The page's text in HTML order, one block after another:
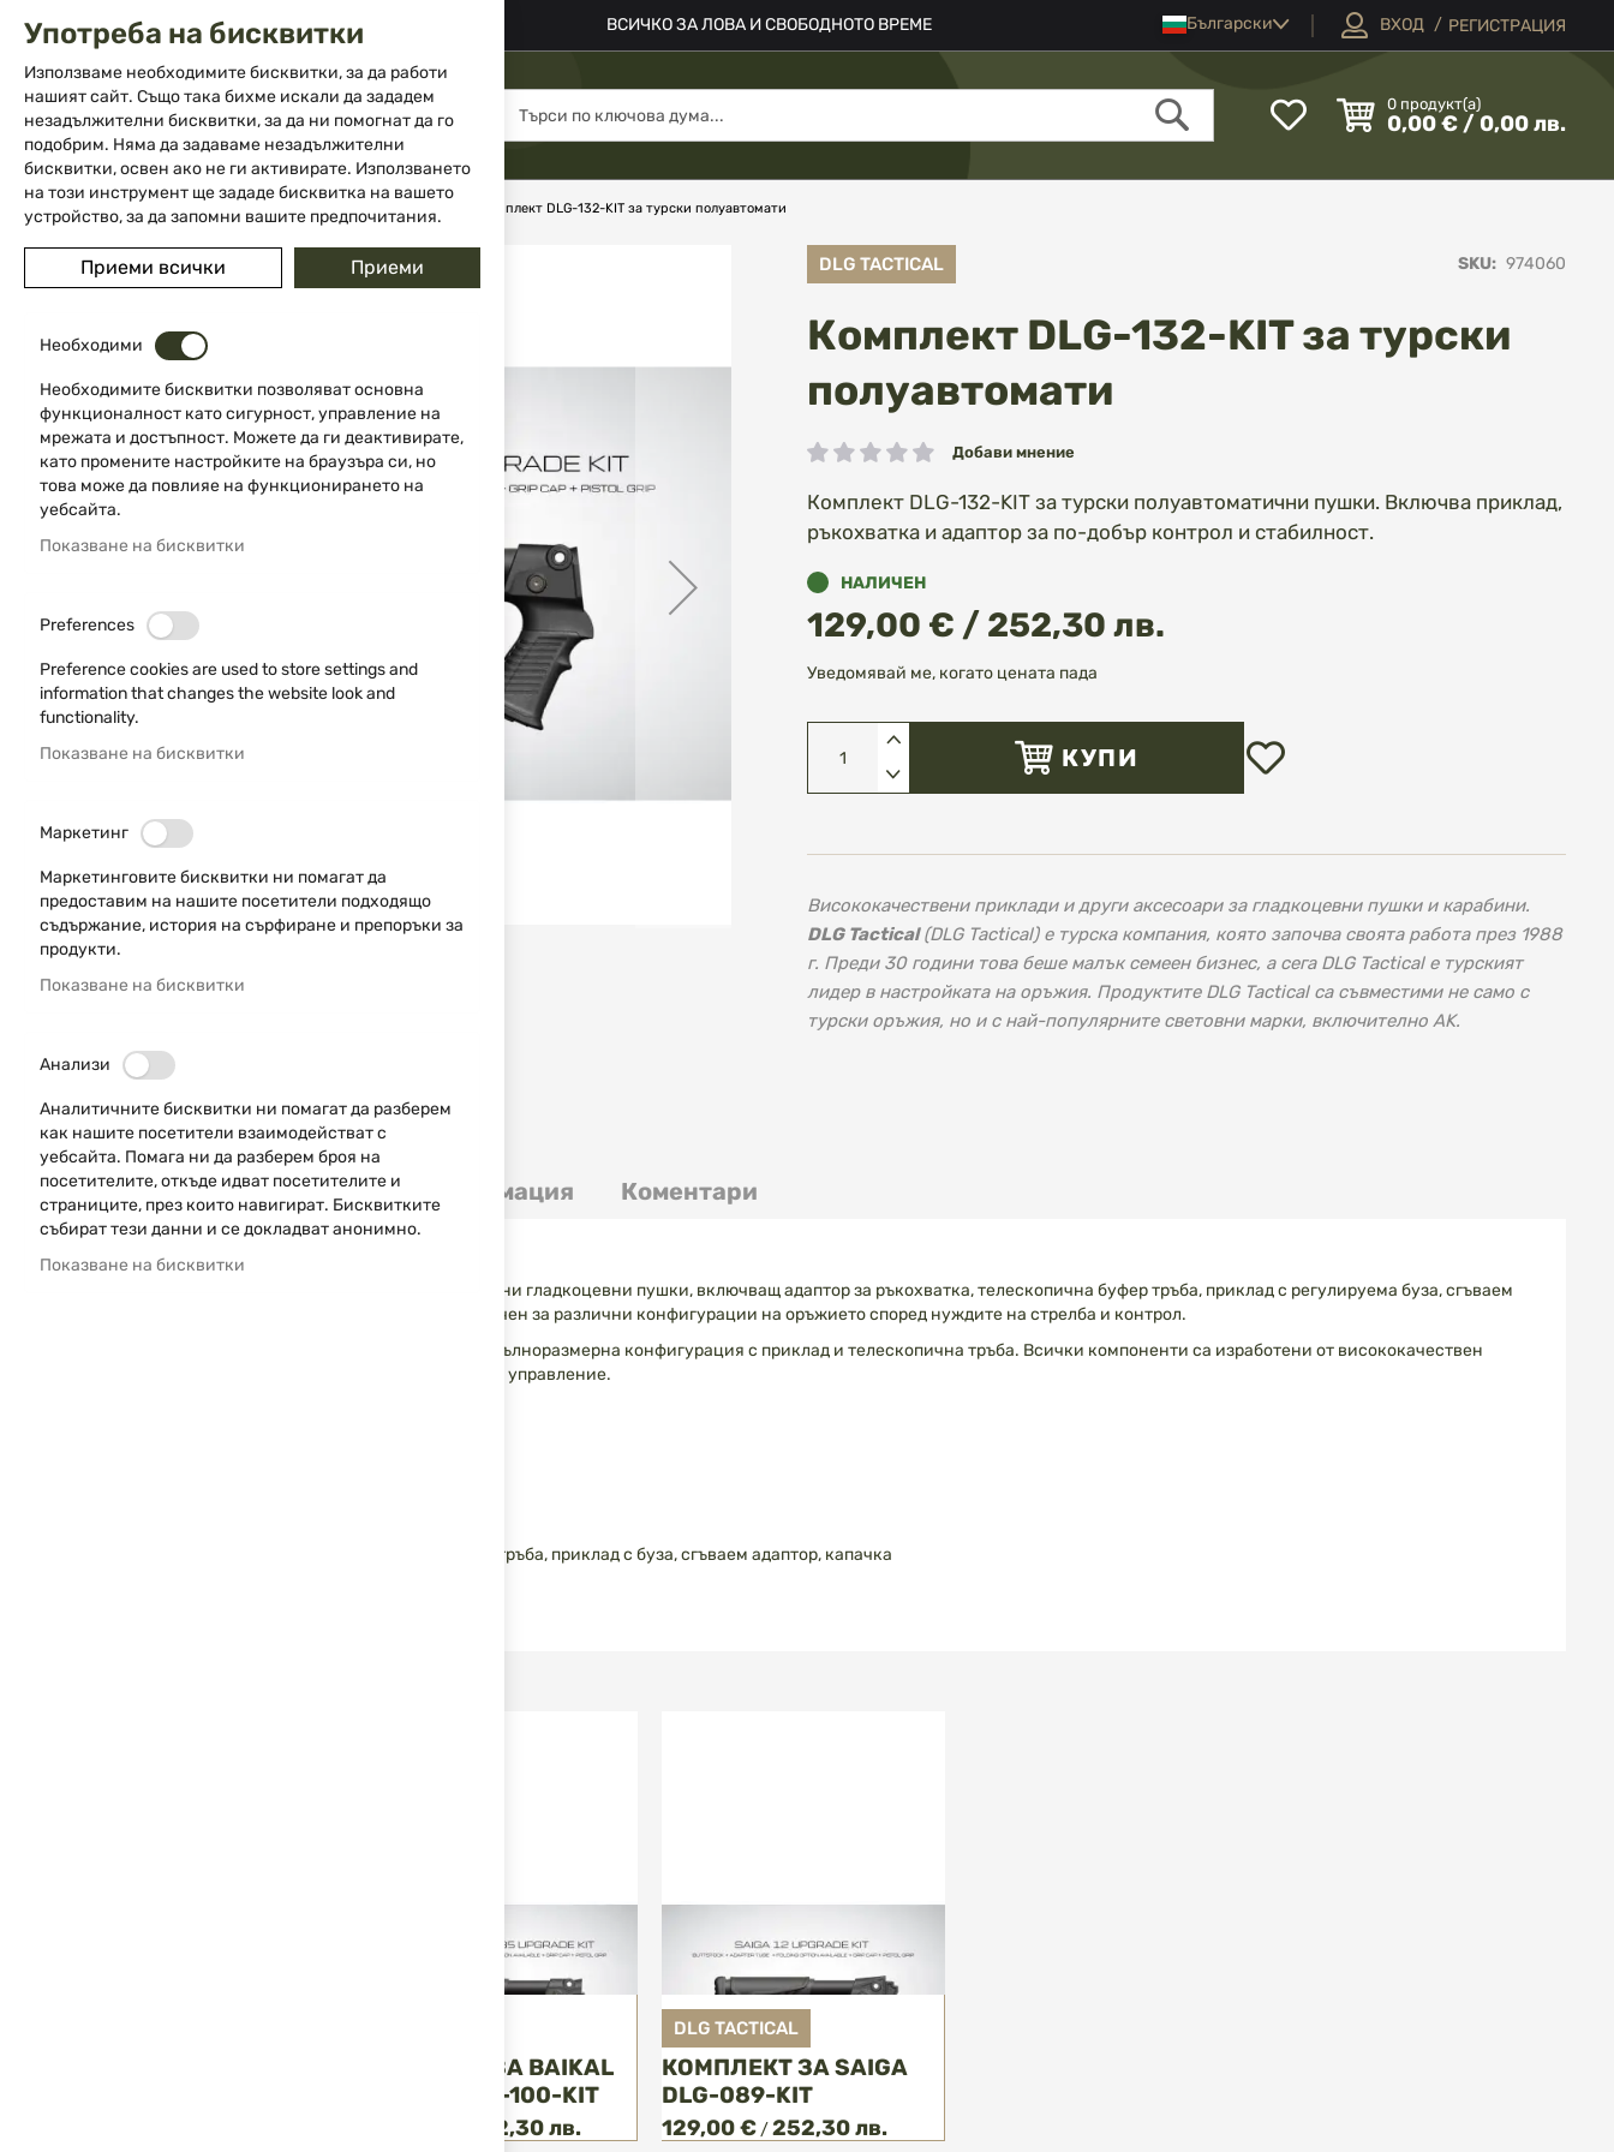
02 983 5014 office@isd-bg.com
Прескачане
съдържанието
ВСИЧКО ЗА ЛОВА И СВОБОДНОТО ВРЕМЕ ЕзикБългарски ВХОД РЕГИСТРАЦИЯ
МЕНЮ
Моят
списък
любими
0 продукт(а)
0,00 € / 0,00 лв.
Търсене
Начало Комплект DLG-132-KIT за турски полуавтомати
DLG TACTICAL SKU 974060
Комплект DLG-132-KIT за турски
полуавтомати
рейтинг: Добави мнение
Комплект DLG-132-KIT за турски полуавтоматични пушки. Включва приклад,
ръкохватка и адаптор за по-добър контрол и стабилност.
НАЛИЧЕН
129,00 € / 252,30 лв.
Уведомявай ме, когато цената пада
КУПИ
Висококачествени приклади и други аксесоари за гладкоцевни пушки и карабини.
DLG Tactical(DLG Tactical) е турска компания, която започва своята работа през 1988
г. Преди 30 години това беше малък семеен бизнес, а сега DLG Tactical е турският
лидер в настройката на оръжия. Продуктите DLG Tactical са съвместими не само с
турски оръжия, но и с най-популярните световни марки, включително AK.
Преминете
галерията
изображенията
Преминете
към
началото
на
галерия
със
Детайли
Комплект DLG-132-KIT за турски полуавтомати
Комплект за надграждане на турски полуавтоматични гладкоцевни пушки, включващ адаптор за ръкохватка, телескопична буфер тръба, приклад с регулируема буза, сгъваем
адаптор и капачка за адапторния модул. Предназначен за различни конфигурации на оръжието според нуждите на стрелба и контрол.
Системата позволява сглобяване в компактна или пълноразмерна конфигурация с приклад и телескопична тръба. Всички компоненти са изработени от висококачествен
полимер с гладка повърхност за по-добър комфорт и управление.
Съдържание: адаптор за ръкохватка, телескопична тръба, приклад с буза, сгъваем адаптор, капачка
Допълнителна информация Коментари
КОМПЛЕКТ ЗА BAIKAL
155/135 DLG-100-KIT
252,30 лв.
DLG TACTICAL
КОМПЛЕКТ ЗА SAIGA
DLG-089-KIT
129,00 € /252,30 лв.
Употреба на бисквитки
Използваме необходимите бисквитки, за да работи
нашият сайт. Също така бихме искали да зададем
незадължителни бисквитки, за да ни помогнат да го
подобрим. Няма да задаваме незадължителни
бисквитки, освен ако не ги активирате. Използването
на този инструмент ще зададе бисквитка на вашето
устройство, за да запомни вашите предпочитания.
Приеми всички Приеми
Необходими
Необходимите бисквитки позволяват основна
функционалност като сигурност, управление на
мрежата и достъпност. Можете да ги деактивирате,
като промените настройките на браузъра си, но
това може да повлияе на функционирането на
уебсайта.
Показване на бисквитки
Preferences
Preference cookies are used to store settings and
information that changes the website look and
functionality.
Показване на бисквитки
Маркетинг
Маркетинговите бисквитки ни помагат да
предоставим на нашите посетители подходящо
съдържание, история на сърфиране и препоръки за
продукти.
Показване на бисквитки
Анализи
Аналитичните бисквитки ни помагат да разберем
как нашите посетители взаимодействат с
уебсайта. Помага ни да разберем броя на
посетителите, откъде идват посетителите и
страниците, през които навигират. Бисквитките
събират тези данни и се докладват анонимно.
Показване на бисквитки